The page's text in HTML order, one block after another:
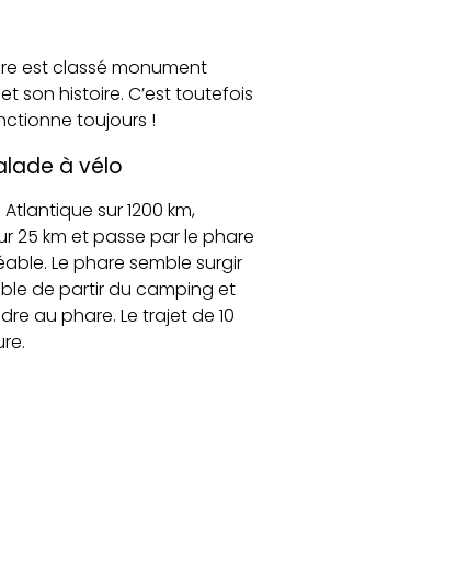
est classé monument
son histoire. C’est toutefois
toujours !
à vélo
sur 1200 km,
25 km et passe par le phare
Le phare semble surgir
de partir du camping et
au phare. Le trajet de 10